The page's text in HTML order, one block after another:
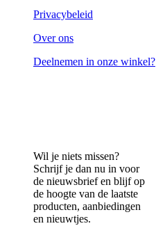
Privacybeleid
Over ons
Deelnemen in onze winkel?
Wil je niets missen?
Schrijf je dan nu in voor
de nieuwsbrief en blijf op
de hoogte van de laatste
producten, aanbiedingen
en nieuwtjes.